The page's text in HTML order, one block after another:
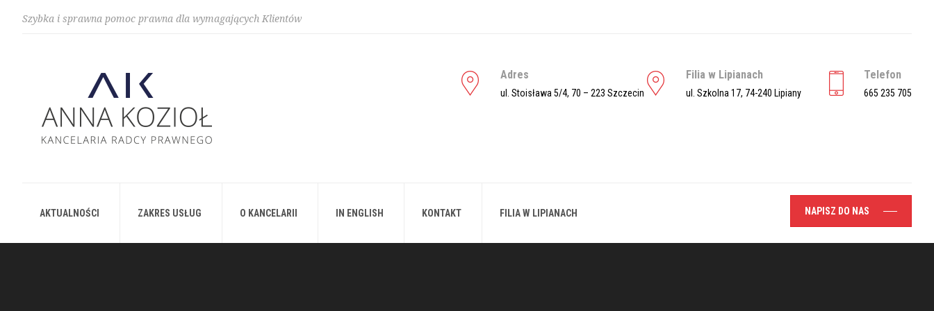
Szybka i sprawna pomoc prawna dla wymagających Klientów
Adres
ul. Stoisława 5/4, 70 – 223 Szczecin
Filia w Lipianach
ul. Szkolna 17, 74-240 Lipiany
Telefon
665 235 705
AKTUALNOŚCI ZAKRES USŁUG O KANCELARII IN ENGLISH KONTAKT FILIA W LIPIANACH NAPISZ DO NAS